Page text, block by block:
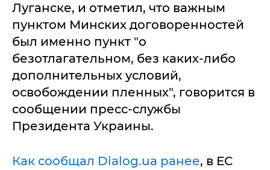
Луганске, и отметил, что важным
пунктом Минских договоренностей
был именно пункт "о
безотлагательном, без каких-либо
дополнительных условий,
освобождении пленных", говорится в
сообщении пресс-службы
Президента Украины.
Как сообщал Dialog.ua ранее, в ЕС